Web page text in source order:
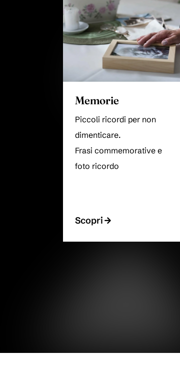
Memorie
Piccoli ricordi per non
dimenticare.
Frasi commemorative e
foto ricordo
Scopri